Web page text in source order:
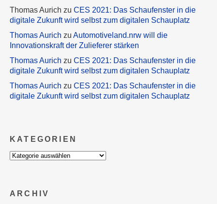
Thomas Aurich zu CES 2021: Das Schaufenster in die
digitale Zukunft wird selbst zum digitalen Schauplatz
Thomas Aurich zu Automotiveland.nrw will die
Innovationskraft der Zulieferer stärken
Thomas Aurich zu CES 2021: Das Schaufenster in die
digitale Zukunft wird selbst zum digitalen Schauplatz
Thomas Aurich zu CES 2021: Das Schaufenster in die
digitale Zukunft wird selbst zum digitalen Schauplatz
KATEGORIEN
Kategorien
ARCHIV